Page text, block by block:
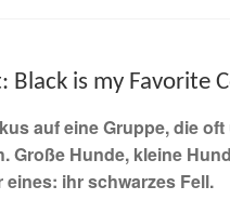
Black is my Favorite
auf eine Gruppe, die
Große Hunde, kleine
ihr schwarzes Fell.